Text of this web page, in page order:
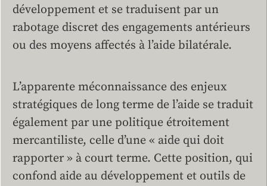
développement et se traduisent par un
rabotage discret des engagements antérieurs
ou des moyens affectés à l’aide bilatérale.
L’apparente méconnaissance des enjeux
stratégiques de long terme de l’aide se traduit
également par une politique étroitement
mercantiliste, celle d’une « aide qui doit
rapporter » à court terme. Cette position, qui
confond aide au développement et outils de